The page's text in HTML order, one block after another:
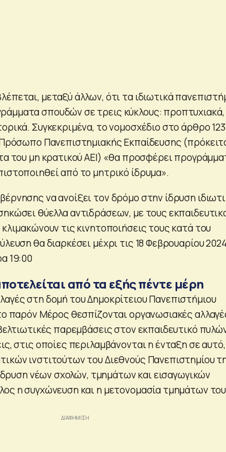
μεταξύ άλλων, ότι τα ιδιωτικά
σπουδών σε τρεις κύκλους: προπτυχιακά,
Συγκεκριμένα, το νομοσχέδιο στο άρθρο 123
Πανεπιστημιακής Εκπαίδευσης
του μη κρατικού ΑΕΙ) «θα προσφέρει
από το μητρικό ίδρυμα».
να ανοίξει τον δρόμο στην ίδρυση
θύελλα αντιδράσεων, με τους
τις κινητοποιήσεις τους κατά του
θα διαρκέσει μέχρι τις 18 Φεβρουαρίου
19:00
από τα εξής πέντε μέρη
στη δομή του Δημοκρίτειου Πανεπιστήμιου
Μέρος θεσπίζονται οργανωσιακές
παρεμβάσεις στον εκπαιδευτικό
στις οποίες περιλαμβάνονται η ένταξη σε αυτό,
ινστιτούτων του Διεθνούς Πανεπιστημίου
νέων σχολών, τμημάτων και εισαγωγικών
η συγχώνευση και η μετονομασία τμημάτων του